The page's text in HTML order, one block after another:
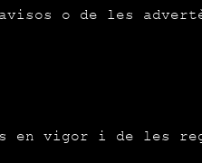
o de les
en vigor i de les